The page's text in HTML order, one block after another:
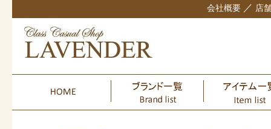
会社概要 ／ 店